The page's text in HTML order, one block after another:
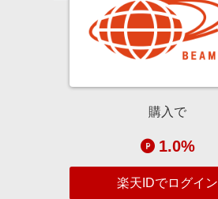
購入で
1.0%
楽天IDでログイン